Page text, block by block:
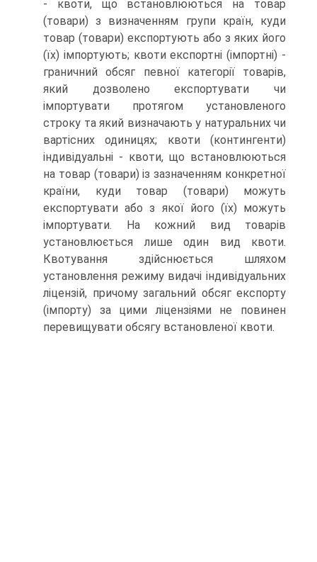
- квоти, що встановлюються на товар
(товари) з визначенням групи країн, куди
товар (товари) експортують або з яких його
(їх) імпортують; квоти експортні (імпортні) -
граничний обсяг певної категорії товарів,
який дозволено експортувати чи
імпортувати протягом установленого
строку та який визначають у натуральних чи
вартісних одиницях; квоти (контингенти)
індивідуальні - квоти, що встановлю­ються
на товар (товари) із зазначенням конкретної
країни, куди товар (товари) можуть
експортувати або з якої його (їх) можуть
імпортувати. На кожний вид товарів
установлюєть­ся лише один вид квоти.
Квотування здійснюється шляхом
установлення режиму видачі індивідуальних
ліцензій, при­чому загальний обсяг експорту
(імпорту) за цими ліцензіями не повинен
перевищувати обсягу встановленої квоти.